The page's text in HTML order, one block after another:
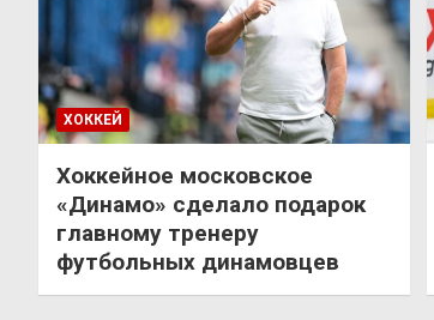
ХОККЕЙ
Хоккейное московское
«Динамо» сделало подарок
главному тренеру
футбольных динамовцев